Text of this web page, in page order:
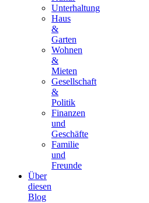
Unterhaltung
Haus
&
Garten
Wohnen
&
Mieten
Gesellschaft
&
Politik
Finanzen
und
Geschäfte
Familie
und
Freunde
Über
diesen
Blog